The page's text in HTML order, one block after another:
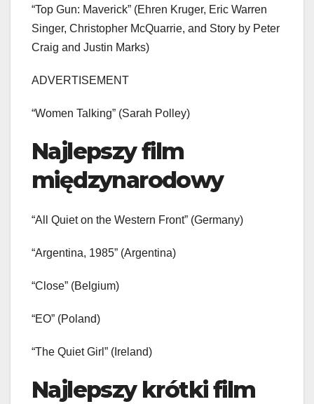
“Top Gun: Maverick” (Ehren Kruger, Eric Warren
Singer, Christopher McQuarrie, and Story by Peter
Craig and Justin Marks)
ADVERTISEMENT
“Women Talking” (Sarah Polley)
Najlepszy film
międzynarodowy
“All Quiet on the Western Front” (Germany)
“Argentina, 1985” (Argentina)
“Close” (Belgium)
“EO” (Poland)
“The Quiet Girl” (Ireland)
Najlepszy krótki film